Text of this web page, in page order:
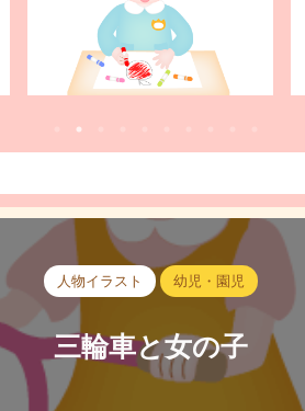
人物イラスト 幼児・園児
三輪車と女の子